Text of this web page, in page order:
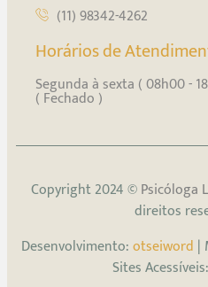
(11) 98342-4262
Horários de
Segunda à sexta ( 08h00 -
( Fechado )
Copyright 2024 ©Psicóloga
direitos
Desenvolvimento:otseiword |
Sites Acessíveis: